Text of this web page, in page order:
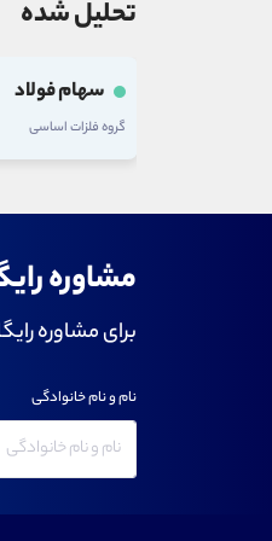
تحلیل شده
سهام فولاد
گروه فلزات اساسی
مشاوره
برای مشاوره
نام و نام خانوادگی